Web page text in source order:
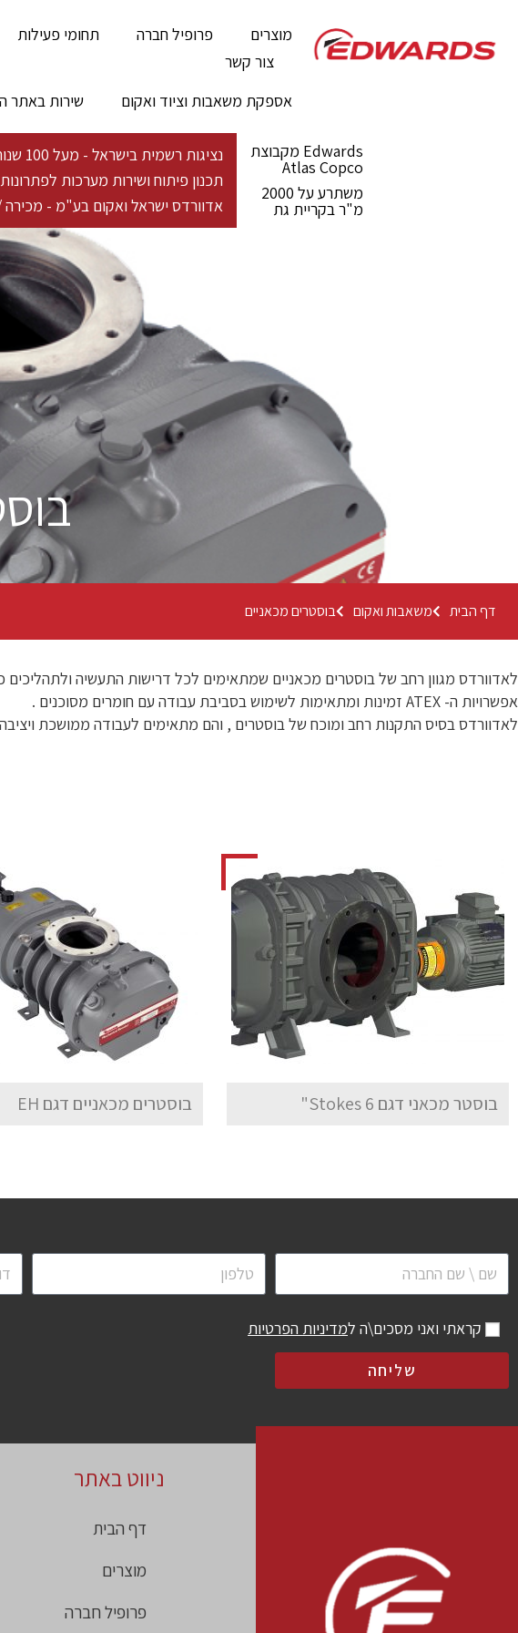
מוצרים פרופיל חברה תחומי פעילות
צור קשר
אספקת משאבות וציוד ואקום שירות באתר
Edwards מקבוצת
Atlas Copco
משתרע על 2000
מ"ר בקריית גת
נציגות רשמית בישראל - מעל 100 שנות פעילות גלובלית לייצור פתרונות ואקום ייעודיים בטכנולוגיה פורצת דרך ייחודית
תכנון פיתוח ושירות מערכות
אדוורדס ישראל ואקום בע"מ -
דף הבית משאבות ואקום בוסטרים מכאניים
לאדוורדס מגוון רחב של בוסטרים מכאניים שמתאימים לכל דרישות התעשיה ולתהליכים
אפשרויות ה- ATEX זמינות ומתאימות לשימוש בסביבת עבודה עם חומרים מסוכנים .
לאדוורדס בסיס התקנות רחב ומוכח של בוסטרים , והם מתאימים לעבודה ממושכת
בוסטר מכאני דגם Stokes 6" בוסטרים מכאניים דגם EH
קראתי ואני מסכים\ה למדיניות הפרטיות
שליחה
ניווט באתר
דף הבית
מוצרים
פרופיל חברה